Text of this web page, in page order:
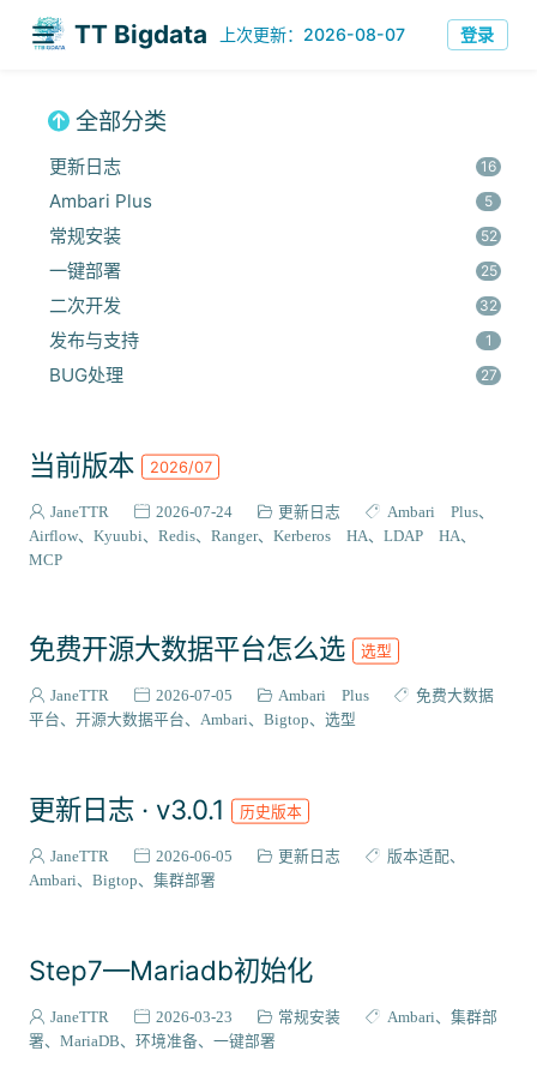
TT Bigdata 上次更新：2026-08-07 登录
全部分类
更新日志
16
Ambari Plus 5
常规安装 52
一键部署 25
二次开发 32
发布与支持 1
BUG处理 27
组件安装
报错解决 68
VIEW插件
成神之路
集成案例 31
核心代码
当前版本 2026/07
JaneTTR 2026-07-24 更新日志
Ambari Plus
Airflow
Kyuubi Redis Ranger Kerberos HA
LDAP HA
MCP
免费开源大数据平台怎么选 选型
JaneTTR 2026-07-05 Ambari Plus
免费大数据
平台
开源大数据平台 Ambari Bigtop 选型
更新日志 · v3.0.1 历史版本
JaneTTR 2026-06-05 更新日志
版本适配
Ambari
Bigtop 集群部署
Step7—Mariadb初始化
JaneTTR 2026-03-23 常规安装 Ambari
集群部
署
MariaDB 环境准备 一键部署